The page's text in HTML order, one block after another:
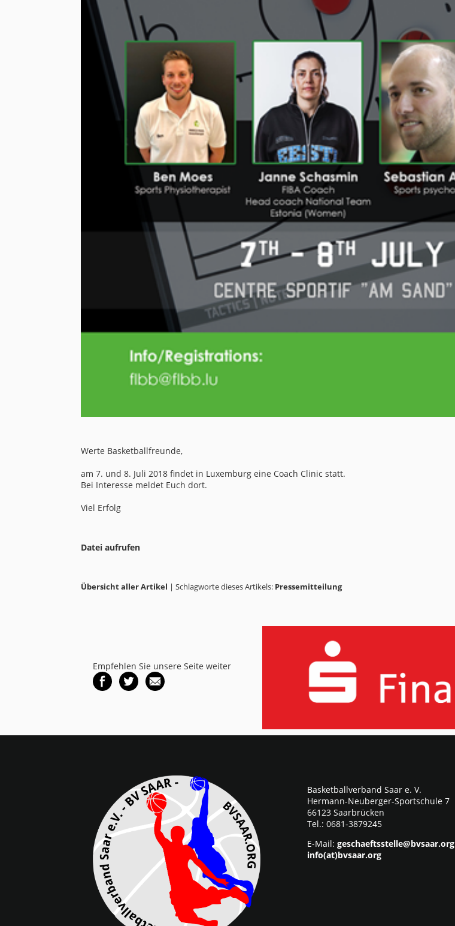
Werte Basketballfreunde,
am 7. und 8. Juli 2018 findet in Luxemburg eine Coach Clinic statt.
Bei Interesse meldet Euch dort.
Viel Erfolg
Datei aufrufen
Übersicht aller Artikel | Schlagworte dieses Artikels: Pressemitteilung
Empfehlen Sie unsere Seite weiter
Basketballverband Saar e. V.
Hermann-Neuberger-Sportschule 7
66123 Saarbrücken
Tel.: 0681-3879245
E-Mail: geschaeftsstelle@bvsaar.org
info(at)bvsaar.org